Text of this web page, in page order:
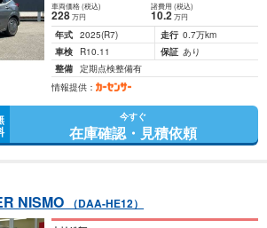
車両価格(税込)
228万円
諸費用 (税込)
10.2 万円
年式 2025(R7) 走行 0.7万km
車検
R10.11 保証 あり
整備 定期点検整備有
情報提供：
今すぐ
在庫確認・見積依頼
NISMO （DAA-HE12）